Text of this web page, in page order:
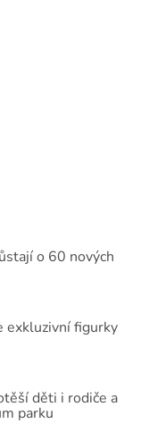
o 60 nových
exkluzivní figurky
děti i rodiče a
parku